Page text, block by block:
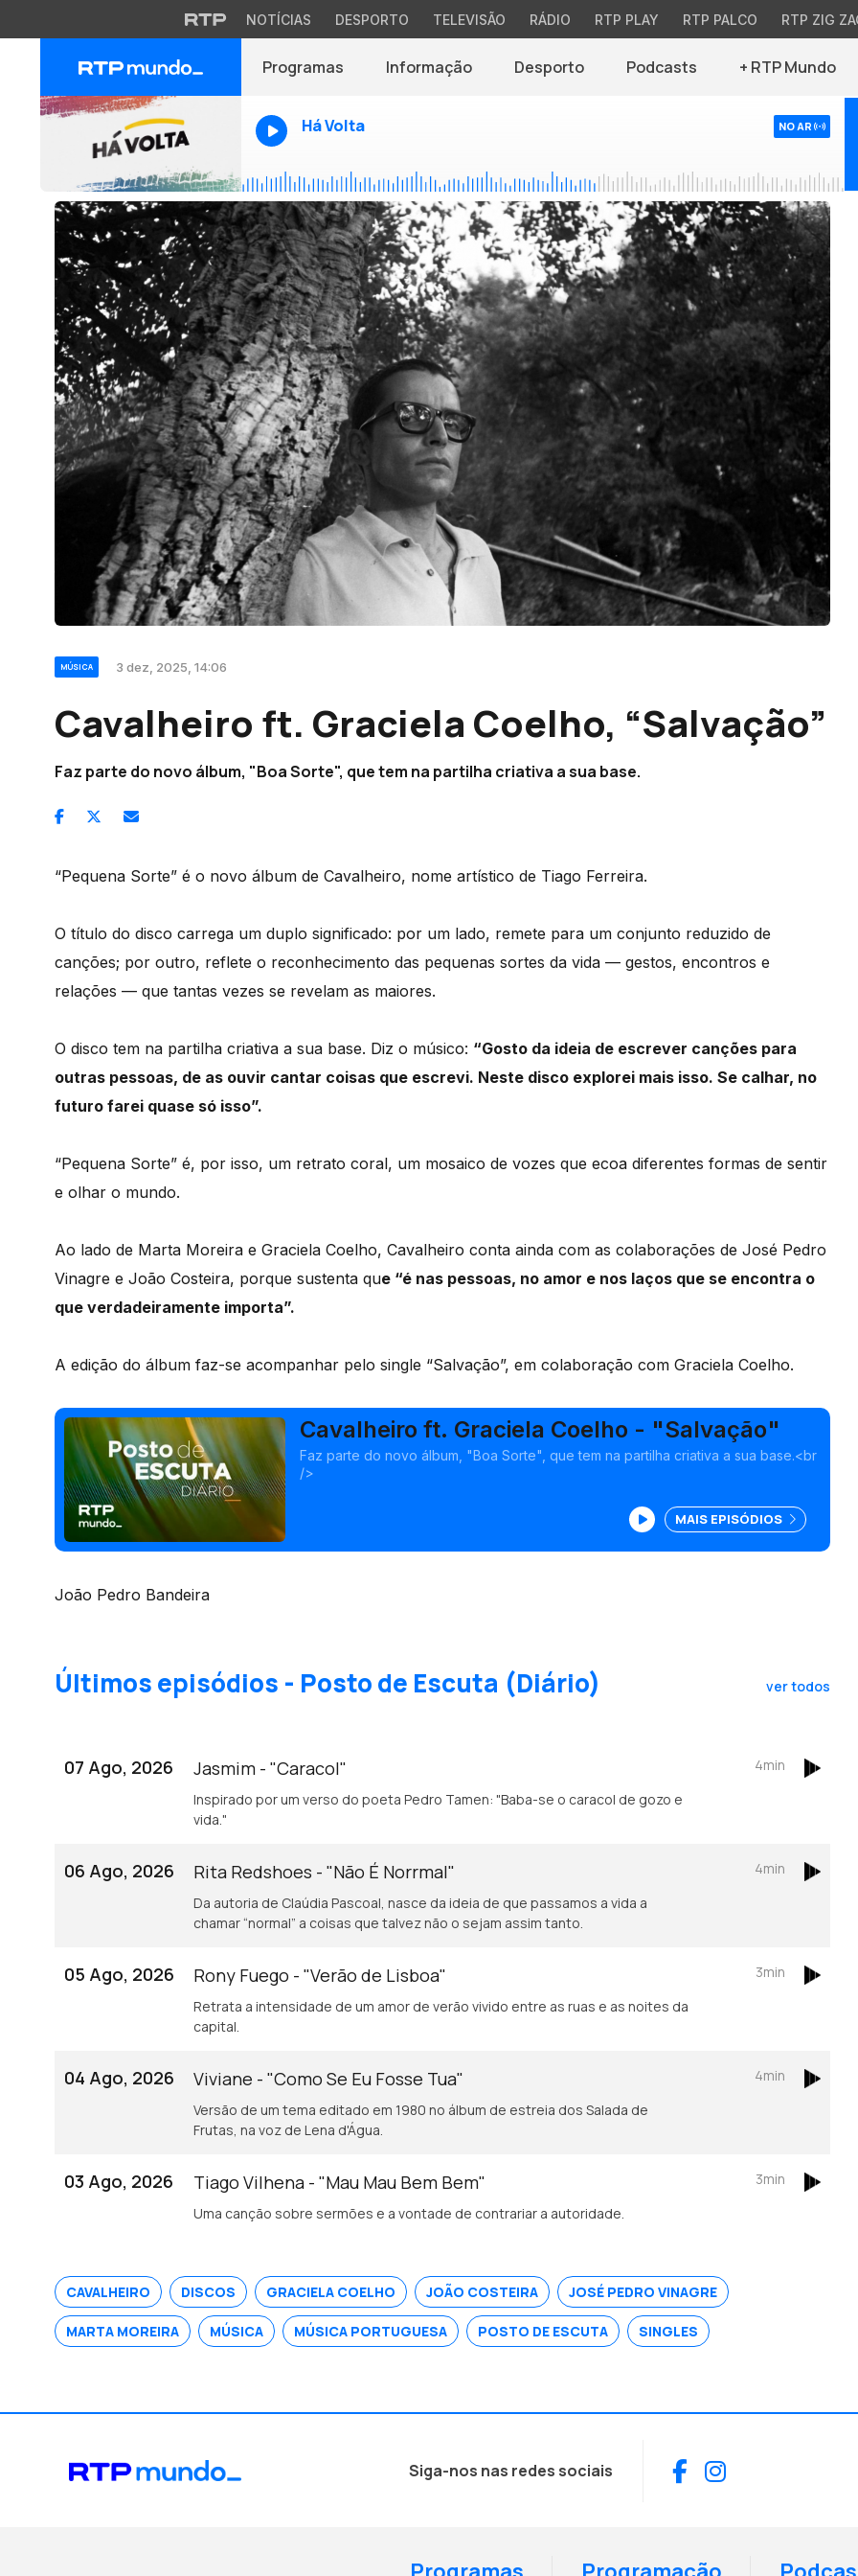
NOTÍCIAS DESPORTO TELEVISÃO RÁDIO RTP PLAY RTP PALCO RTP ZIG
Programas Informação Desporto Podcasts + RTP Mundo
Há Volta NO AR
MÚSICA 3 dez, 2025, 14:06
Cavalheiro ft. Graciela Coelho, “Salvação”
Faz parte do novo álbum, "Boa Sorte", que tem na partilha criativa a sua base.
“Pequena Sorte” é o novo álbum de Cavalheiro, nome artístico de Tiago Ferreira.
O título do disco carrega um duplo significado: por um lado, remete para um conjunto reduzido de
canções; por outro, reflete o reconhecimento das pequenas sortes da vida — gestos, encontros e
relações — que tantas vezes se revelam as maiores.
O disco tem na partilha criativa a sua base. Diz o músico: “Gosto da ideia de escrever canções para
outras pessoas, de as ouvir cantar coisas que escrevi. Neste disco explorei mais isso. Se calhar, no
futuro farei quase só isso”.
“Pequena Sorte” é, por isso, um retrato coral, um mosaico de vozes que ecoa diferentes formas de sentir
e olhar o mundo.
Ao lado de Marta Moreira e Graciela Coelho, Cavalheiro conta ainda com as colaborações de José Pedro
Vinagre e João Costeira, porque sustenta que “é nas pessoas, no amor e nos laços que se encontra o
que verdadeiramente importa”.
A edição do álbum faz-se acompanhar pelo single “Salvação”, em colaboração com Graciela Coelho.
Cavalheiro ft. Graciela Coelho - "Salvação"
Faz parte do novo álbum, "Boa Sorte", que tem na partilha criativa a sua base.<br
/>
MAIS EPISÓDIOS
João Pedro Bandeira
Últimos episódios - Posto de Escuta (Diário) ver todos
07 Ago, 2026 Jasmim - "Caracol"
Inspirado por um verso do poeta Pedro Tamen: "Baba-se o caracol de gozo e
vida."
4min
06 Ago, 2026 Rita Redshoes - "Não É Norrmal"
Da autoria de Claúdia Pascoal, nasce da ideia de que passamos a vida a
chamar “normal” a coisas que talvez não o sejam assim tanto.
4min
05 Ago, 2026 Rony Fuego - "Verão de Lisboa"
Retrata a intensidade de um amor de verão vivido entre as ruas e as noites da
capital.
3min
04 Ago, 2026 Viviane - "Como Se Eu Fosse Tua"
Versão de um tema editado em 1980 no álbum de estreia dos Salada de
Frutas, na voz de Lena d'Água.
4min
03 Ago, 2026 Tiago Vilhena - "Mau Mau Bem Bem"
Uma canção sobre sermões e a vontade de contrariar a autoridade.
3min
CAVALHEIRO DISCOS GRACIELA COELHO JOÃO COSTEIRA JOSÉ PEDRO VINAGRE
MARTA MOREIRA MÚSICA MÚSICA PORTUGUESA POSTO DE ESCUTA SINGLES
Siga-nos nas redes sociais Facebook
Instagram